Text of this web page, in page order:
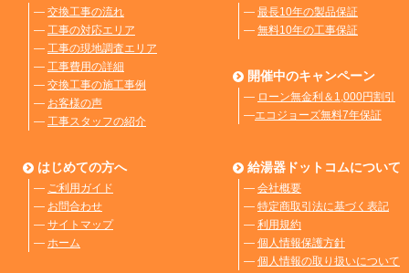
― 交換工事の流れ
― 工事の対応エリア
― 工事の現地調査エリア
― 工事費用の詳細
― 交換工事の施工事例
― お客様の声
― 工事スタッフの紹介
― 最長10年の製品保証
― 無料10年の工事保証
開催中のキャンペーン
― ローン無金利＆1,000円割引
―エコジョーズ無料7年保証
はじめての方へ
― ご利用ガイド
― お問合わせ
― サイトマップ
― ホーム
給湯器ドットコムについて
― 会社概要
― 特定商取引法に基づく表記
― 利用規約
― 個人情報保護方針
― 個人情報の取り扱いについて